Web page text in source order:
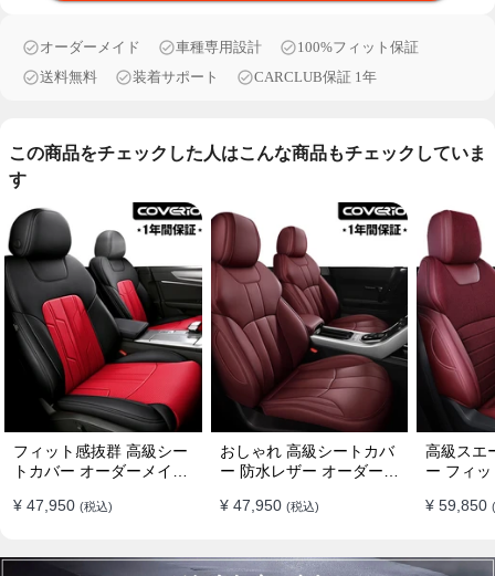
オーダーメイド 車種専用設計
100%フィット保証
送料無料
装着サポート CARCLUB保証 1年
この商品をチェックした人はこんな商品もチェックしていま
す
フィット感抜群 高級シー
トカバー オーダーメイド
全席セット
¥ 47,950 (税込)
おしゃれ 高級シートカバ
ー 防水レザー オーダーメ
全席セット
¥ 47,950 (税込)
高級スエ
ー フィ
全席セッ
¥ 59,850